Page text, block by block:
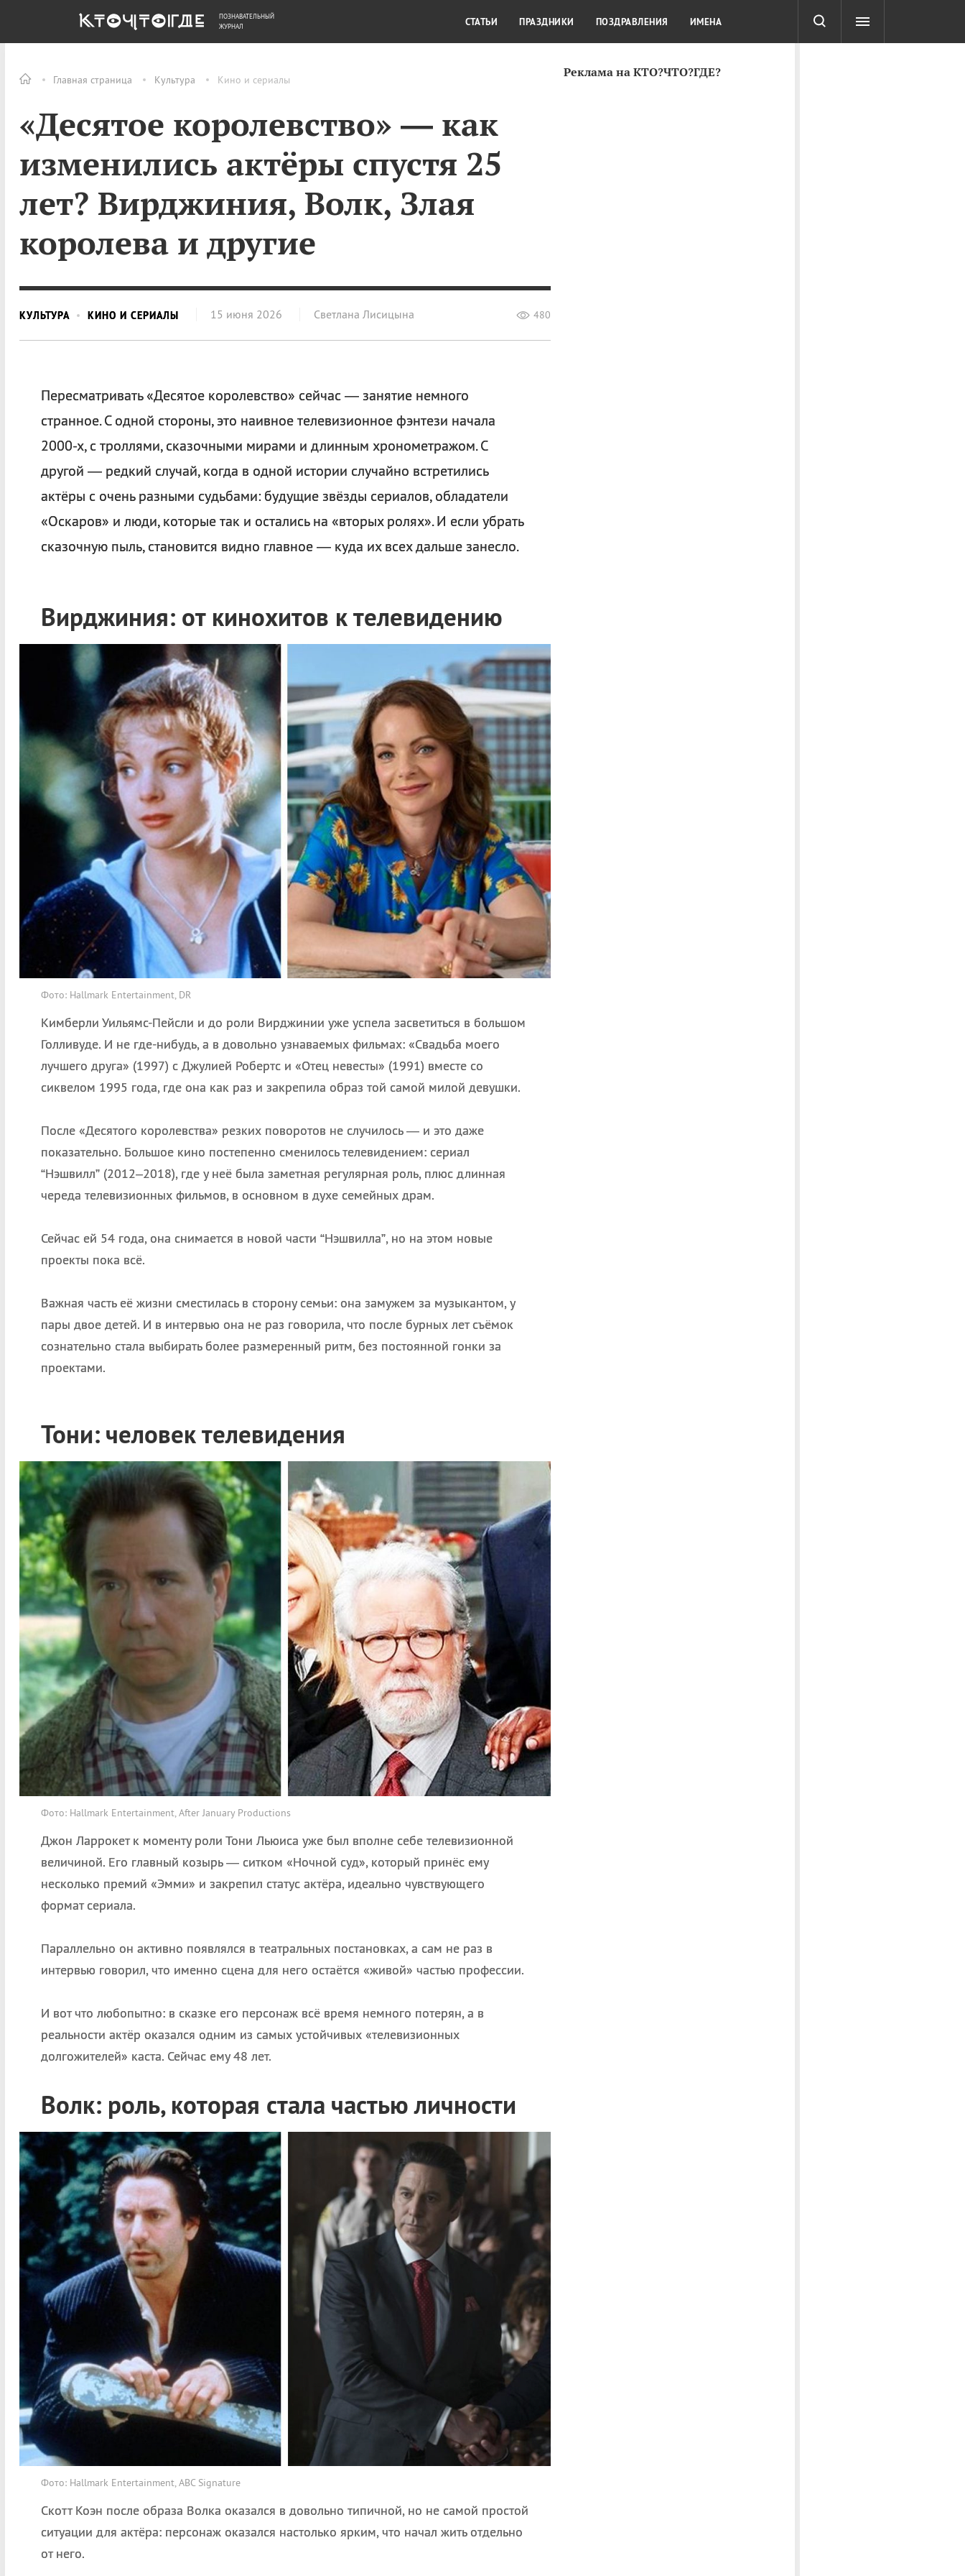
Главная страница Культура Кино и сериалы
«Десятое королевство» — как
изменились актёры спустя 25
лет? Вирджиния, Волк, Злая
королева и другие
КУЛЬТУРА КИНО И СЕРИАЛЫ 15 июня 2026 Светлана Лисицына 480
Пересматривать «Десятое королевство» сейчас — занятие немного
странное. С одной стороны, это наивное телевизионное фэнтези начала
2000-х, с троллями, сказочными мирами и длинным хронометражом. С
другой — редкий случай, когда в одной истории случайно встретились
актёры с очень разными судьбами: будущие звёзды сериалов, обладатели
«Оскаров» и люди, которые так и остались на «вторых ролях». И если убрать
сказочную пыль, становится видно главное — куда их всех дальше занесло.
Вирджиния: от кинохитов к телевидению
Фото: Hallmark Entertainment, DR
Кимберли Уильямс-Пейсли и до роли Вирджинии уже успела засветиться в большом
Голливуде. И не где-нибудь, а в довольно узнаваемых фильмах: «Свадьба моего
лучшего друга» (1997) с Джулией Робертс и «Отец невесты» (1991) вместе со
сиквелом 1995 года, где она как раз и закрепила образ той самой милой девушки.
После «Десятого королевства» резких поворотов не случилось — и это даже
показательно. Большое кино постепенно сменилось телевидением: сериал
“Нэшвилл” (2012–2018), где у неё была заметная регулярная роль, плюс длинная
череда телевизионных фильмов, в основном в духе семейных драм.
Сейчас ей 54 года, она снимается в новой части “Нэшвилла”, но на этом новые
проекты пока всё.
Важная часть её жизни сместилась в сторону семьи: она замужем за музыкантом, у
пары двое детей. И в интервью она не раз говорила, что после бурных лет съёмок
сознательно стала выбирать более размеренный ритм, без постоянной гонки за
проектами.
Тони: человек телевидения
Фото: Hallmark Entertainment, After January Productions
Джон Ларрокет к моменту роли Тони Льюиса уже был вполне себе телевизионной
величиной. Его главный козырь — ситком «Ночной суд», который принёс ему
несколько премий «Эмми» и закрепил статус актёра, идеально чувствующего
формат сериала.
Параллельно он активно появлялся в театральных постановках, а сам не раз в
интервью говорил, что именно сцена для него остаётся «живой» частью профессии.
И вот что любопытно: в сказке его персонаж всё время немного потерян, а в
реальности актёр оказался одним из самых устойчивых «телевизионных
долгожителей» каста. Сейчас ему 48 лет.
Волк: роль, которая стала частью личности
Фото: Hallmark Entertainment, ABC Signature
Скотт Коэн после образа Волка оказался в довольно типичной, но не самой простой
ситуации для актёра: персонаж оказался настолько ярким, что начал жить отдельно
от него.
Реклама на КТО?ЧТО?ГДЕ?
ОБЩЕСТВО ДЕНЬГИ КУЛЬТУРА КРАСОТА ТЕСТЫ
ПОЗНАВАТЕЛЬНЫЙ
ЖУРНАЛ
СТАТЬИ ПРАЗДНИКИ ПОЗДРАВЛЕНИЯ ИМЕНА